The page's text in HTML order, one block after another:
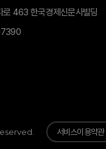
로 463 한국경제신문사빌딩
서비스이용약관